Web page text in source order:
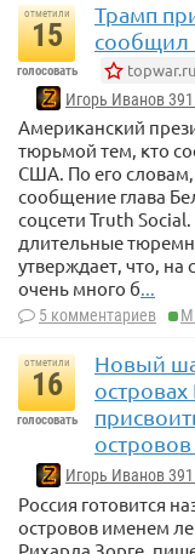
отметили
15
голосовать
Трамп
сообщил
topwar.ru
Игорь Иванов
Американский
тюрьмой тем, кто
США. По его
сообщение глава
соцсети Truth
длительные
утверждает, что,
очень много б...
5 комментариев
отметили
16
голосовать
Новый
Игорь Иванов
Россия готовится
островов именем
Рихарда Зорге,